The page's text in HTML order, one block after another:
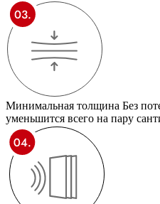
Минимальная толщина Без
уменьшится всего на пару